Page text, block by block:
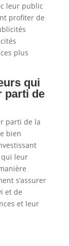
leur public
profiter de
plus
qui
parti de
parti de la
bien
qui leur
s’assurer
et de
et leur